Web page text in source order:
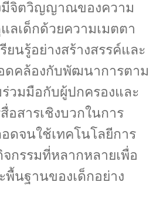
มีจิตวิญญาณของความ
ลเด็กด้วยความเมตตา
ยนรู้อย่างสร้างสรรค์และ
ดคล้องกับพัฒนาการตาม
ร่วมมือกับผู้ปกครองและ
อสารเชิงบวกในการ
ดจนใช้เทคโนโลยีการ
กรรมที่หลากหลายเพื่อ
พื้นฐานของเด็กอย่าง